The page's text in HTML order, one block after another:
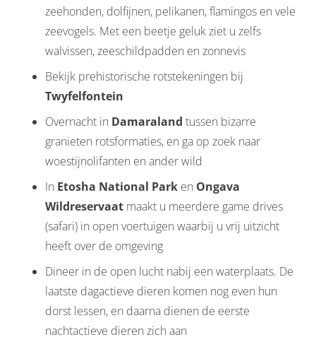
zeehonden, dolfijnen, pelikanen, flamingos en vele
zeevogels. Met een beetje geluk ziet u zelfs
walvissen, zeeschildpadden en zonnevis
Bekijk prehistorische rotstekeningen bij
Twyfelfontein
Overnacht in Damaraland tussen bizarre
granieten rotsformaties, en ga op zoek naar
woestijnolifanten en ander wild
In Etosha National Park en Ongava
Wildreservaat maakt u meerdere game drives
(safari) in open voertuigen waarbij u vrij uitzicht
heeft over de omgeving
Dineer in de open lucht nabij een waterplaats. De
laatste dagactieve dieren komen nog even hun
dorst lessen, en daarna dienen de eerste
nachtactieve dieren zich aan